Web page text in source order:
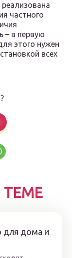
частного
– в первую
этого нужен
всех
для дома и